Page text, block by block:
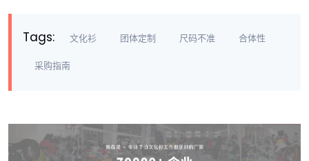
Tags: 文化衫 团体定制 尺码不准 合体性
采购指南